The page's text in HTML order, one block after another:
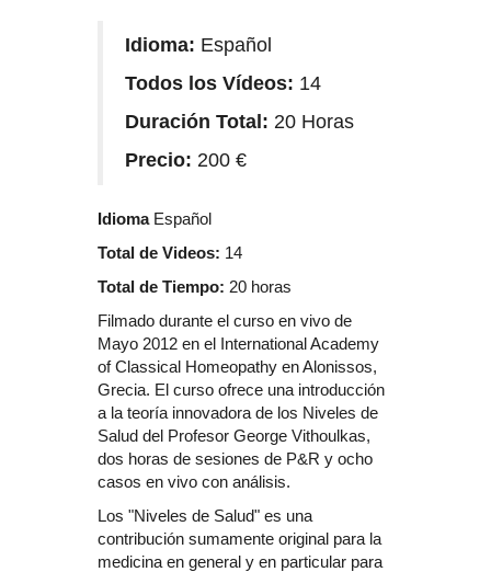
Idioma: Español
Todos los Vídeos: 14
Duración Total: 20 Horas
Precio: 200 €
Idioma Español
Total de Videos: 14
Total de Tiempo: 20 horas
Filmado durante el curso en vivo de
Mayo 2012 en el International Academy
of Classical Homeopathy en Alonissos,
Grecia. El curso ofrece una introducción
a la teoría innovadora de los Niveles de
Salud del Profesor George Vithoulkas,
dos horas de sesiones de P&R y ocho
casos en vivo con análisis.
Los "Niveles de Salud" es una
contribución sumamente original para la
medicina en general y en particular para